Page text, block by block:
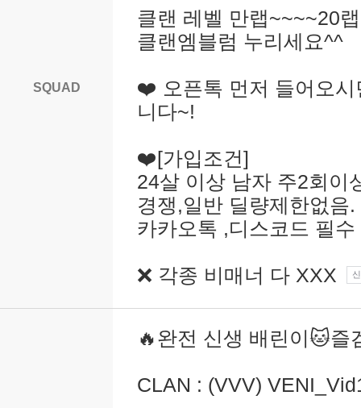
SQUAD
클랜 레벨 만랩~~~~20
클랜엠블럼 누리세요^^
❤️ 오픈톡 먼저 들어오시
니다~!
❤️[가입조건]
24살 이상 남자 주2회이
경쟁,일반 딜량제한없음
카카오톡 ,디스코드 필수
❌ 각종 비매너 다 XXX
🔥완전 신생 배린이🐱즐
CLAN : (VVV)